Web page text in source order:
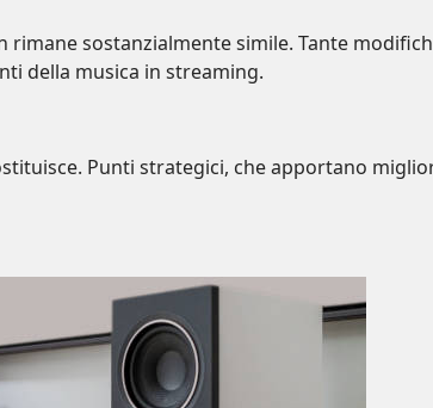
sostanzialmente simile. Tante
della musica in streaming.
Punti strategici, che apportano